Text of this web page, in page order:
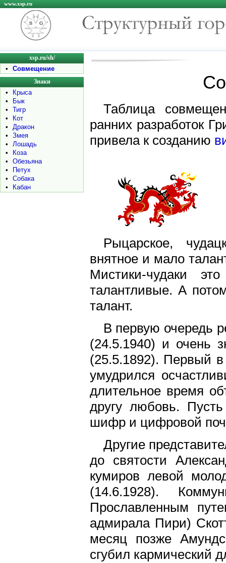
www.xsp.ru
xsp.ru/sh/
• Совмещение
Знаки
•
Крыса
•
Бык
•
Тигр
•
Кот
•
Дракон
•
Змея
•
Лошадь
•
Коза
•
Обезьяна
•
Петух
•
Собака
•
Кабан
Таблица
ранних разработок
привела к созданию
Рыцарское,
внятное и мало
Мистики-чудаки
талантливые. А
талант.
В первую очередь
(24.5.1940) и очень
(25.5.1892). Первый в
умудрился
длительное время
другу любовь.
шифр и цифровой
Другие
до святости
кумиров левой
(14.6.1928).
Прославленным
адмирала Пири)
месяц позже
сгубил кармический